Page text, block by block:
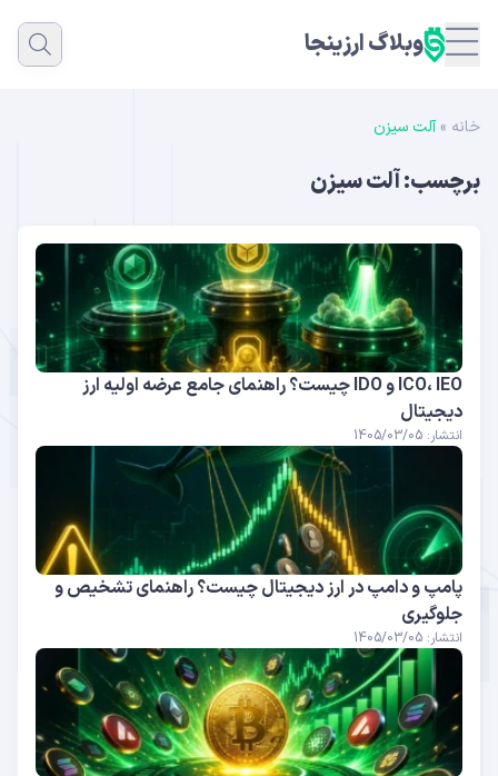
وبلاگ ارزینجا
خانه » آلت سیزن
برچسب:آلت سیزن
ICO، IEO و IDO چیست؟ راهنمای جامع عرضه اولیه ارز
دیجیتال
انتشار: 1405/03/05
پامپ و دامپ در ارز دیجیتال چیست؟ راهنمای تشخیص و
جلوگیری
انتشار: 1405/03/05